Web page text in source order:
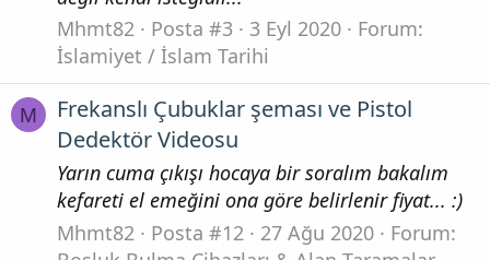
Mhmt82
Posta #3 3 Eyl 2020
Forum:
İslamiyet / İslam Tarihi
M
Frekanslı Çubuklar şeması ve Pistol
Dedektör Videosu
Yarın cuma çıkışı hocaya bir soralım bakalım
kefareti el emeğini ona göre belirlenir fiyat... :)
Mhmt82
Posta #12 27 Ağu 2020
Forum: